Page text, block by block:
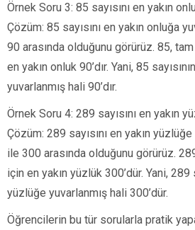
Örnek Soru 3: 85 sayısını en yakın
Çözüm: 85 sayısını en yakın onluğa
90 arasında olduğunu görürüz. 85,
en yakın onluk 90’dır. Yani, 85
yuvarlanmış hali 90’dır.
Örnek Soru 4: 289 sayısını en yakın
Çözüm: 289 sayısını en yakın
ile 300 arasında olduğunu görürüz.
için en yakın yüzlük 300’dür. Yani, 289
yüzlüğe yuvarlanmış hali 300’dür.
Öğrencilerin bu tür sorularla pratik